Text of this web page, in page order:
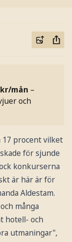
mån –
och
procent vilket
för sjunde
konkurserna
är här är för
Aldestam.
många
hotell- och
utmaningar",